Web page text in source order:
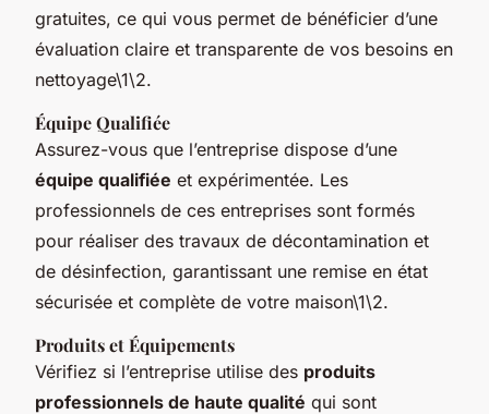
gratuites, ce qui vous permet de bénéficier d’une
évaluation claire et transparente de vos besoins en
nettoyage\1\2.
Équipe Qualifiée
Assurez-vous que l’entreprise dispose d’une
équipe qualifiée et expérimentée. Les
professionnels de ces entreprises sont formés
pour réaliser des travaux de décontamination et
de désinfection, garantissant une remise en état
sécurisée et complète de votre maison\1\2.
Produits et Équipements
Vérifiez si l’entreprise utilise des produits
professionnels de haute qualité qui sont